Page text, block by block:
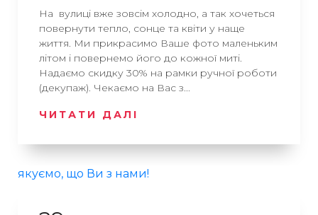
На вулиці вже зовсім холодно, а так хочеться
повернути тепло, сонце та квіти у наще
життя. Ми прикрасимо Ваше фото маленьким
літом і повернемо його до кожної миті.
Надаємо скидку 30% на рамки ручної роботи
(декупаж). Чекаємо на Вас з...
ЧИТАТИ ДАЛІ